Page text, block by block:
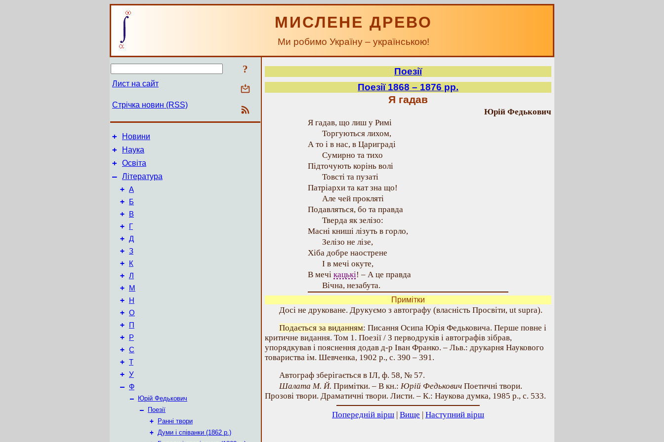
МИСЛЕНЕ ДРЕВО
Ми робимо Україну – українською!
?
Лист на сайт
Стрічка новин (RSS)
+ Новини
+ Наука
+ Освіта
– Література
+ А
+ Б
+ В
+ Г
+ Д
+ З
+ К
+ Л
+ М
+ Н
+ О
+ П
+ Р
+ С
+ Т
+ У
– Ф
–
Юрій Федькович
–
Поезії
+
Ранні твори
+ Думи і співанки (1862 р.)
Поезії
Поезії 1868 – 1876 рр.
Я гадав
Юрій Федькович
Я гадав, що лиш у Римі
Торгуються лихом,
А то і в нас, в Цариграді
Сумирно та тихо
Підточують корінь волі
Товсті та пузаті
Патріархи та кат зна що!
Але чей прокляті
Подавляться, бо та правда
Тверда як зелізо:
Масні книші лізуть в горло,
Зелізо не лізе,
Хіба добре наострене
І в мечі окуте,
В мечі кацькі! – А це правда
Вічна, незабута.
Примітки
Досі не друковане. Друкуємо з автографу (власність Просвіти, ut supra).
Подається за виданням: Писання Осипа Юрія Федьковича. Перше повне і
критичне видання. Том 1. Поезії / З перводруків і автографів зібрав,
упорядкував і пояснення додав д-р Іван Франко. – Льв.: друкарня Наукового
товариства ім. Шевченка, 1902 р., с. 390 – 391.
Автограф зберігається в ІЛ, ф. 58, № 57.
Шалата М. Й. Примітки. – В кн.: Юрій Федькович Поетичні твори.
Прозові твори. Драматичні твори. Листи. – К.: Наукова думка, 1985 р., с. 533.
Попередній вірш | Вище | Наступний вірш